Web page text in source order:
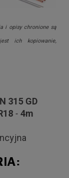
i opisy chronione są
ich kopiowanie,
315 GD
- 4m